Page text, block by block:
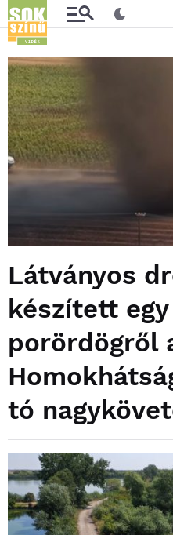
Látványos
készített
porördögről
tó